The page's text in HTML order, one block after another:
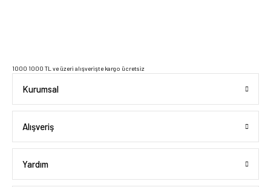
1000 1000 TL ve üzeri alışverişte kargo ücretsiz
Kurumsal
Alışveriş
Yardım